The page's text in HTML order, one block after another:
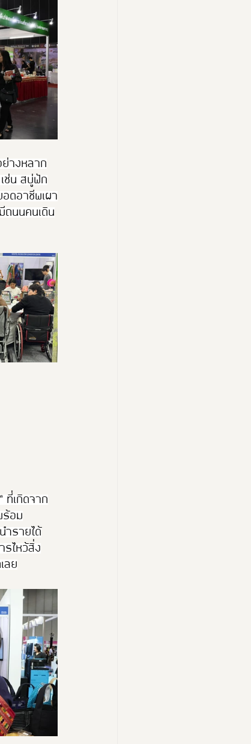
างหลาก
ช่น สบู่ฟัก
ดอาชีพเผา
ถนนคนเดิน
ที่เกิดจาก
ร้อม
ำรายได้
รไหว้สิ่ง
ลย